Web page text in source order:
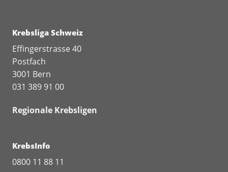
Krebsliga Schweiz
Effingerstrasse 40
Postfach
3001 Bern
031 389 91 00
Regionale Krebsligen
KrebsInfo
0800 11 88 11